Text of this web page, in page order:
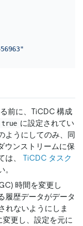
前に、TiCDC 構成
true に設定されてい
ようにしてのみ、同
ウンストリームに保
は、 TiCDC タスク
時間を変更し
履歴データがデータ
れないようにしま
更し、設定を元に